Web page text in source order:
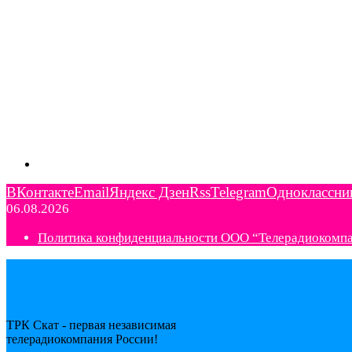
ВКонтактеEmailЯндекс ДзенRssTelegram
06.08.2026
Политика конфиденциальности ООО
ТРК Скат - первая независимая
телерадиокомпания Роcсии!